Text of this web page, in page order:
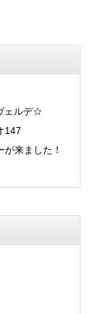
ェルデ☆
147
来ました！